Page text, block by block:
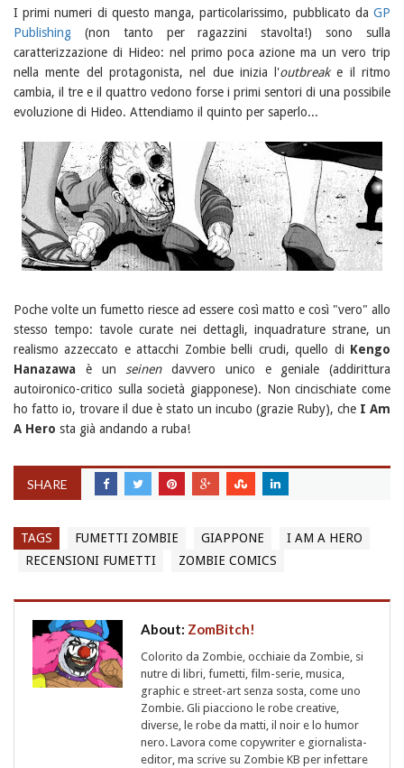
I primi numeri di questo manga, particolarissimo, pubblicato da GP
Publishing (non tanto per ragazzini stavolta!) sono sulla
caratterizzazione di Hideo: nel primo poca azione ma un vero trip
nella mente del protagonista, nel due inizia l'outbreake il ritmo
cambia, il tre e il quattro vedono forse i primi sentori di una possibile
evoluzione di Hideo. Attendiamo il quinto per saperlo...
Poche volte un fumetto riesce ad essere così matto e così "vero" allo
stesso tempo: tavole curate nei dettagli, inquadrature strane, un
realismo azzeccato e attacchi Zombie belli crudi, quello di Kengo
Hanazawa è unseinendavvero unico e geniale (addirittura
autoironico-critico sulla società giapponese). Non cincischiate come
ho fatto io, trovare il due è stato un incubo (grazie Ruby), che I Am
A Hero sta già andando a ruba!
SHARE
TAGS FUMETTI ZOMBIE GIAPPONE
I AM A HERO
RECENSIONI FUMETTI
ZOMBIE COMICS
About: ZomBitch!
Colorito da Zombie, occhiaie da Zombie, si
nutre di libri, fumetti, film-serie, musica,
graphic e street-art senza sosta, come uno
Zombie. Gli piacciono le robe creative,
diverse, le robe da matti, il noir e lo humor
nero. Lavora come copywriter e giornalista-
editor, ma scrive su Zombie KB per infettare